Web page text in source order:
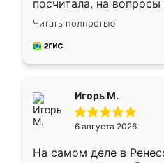
посчитала, на вопросы
Замерщик приехал в
делу со всей
за день, ребята
Читать полностью
Игорь М.
6 августа 2026
На самом деле в